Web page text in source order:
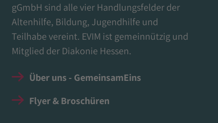
gGmbH sind alle vier Handlungsfelder der
Altenhilfe, Bildung, Jugendhilfe und
Teilhabe vereint. EVIM ist gemeinnützig und
Mitglied der Diakonie Hessen.
Über uns - GemeinsamEins
Flyer & Broschüren